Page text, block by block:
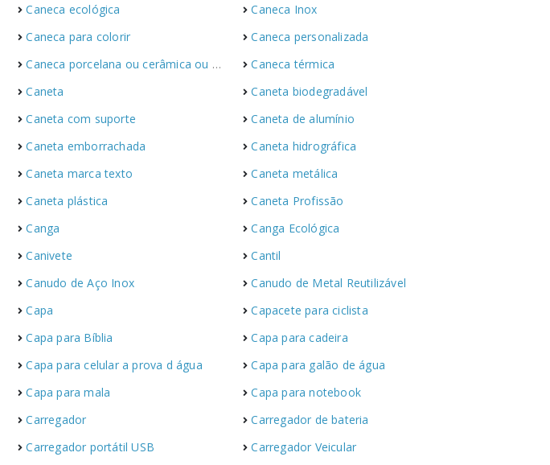
Caneca ecológica
Caneca Inox
Caneca para colorir
Caneca personalizada
Caneca porcelana ou cerâmica ou vidro
Caneca térmica
Caneta
Caneta biodegradável
Caneta com suporte
Caneta de alumínio
Caneta emborrachada
Caneta hidrográfica
Caneta marca texto
Caneta metálica
Caneta plástica
Caneta Profissão
Canga
Canga Ecológica
Canivete
Cantil
Canudo de Aço Inox
Canudo de Metal Reutilizável
Capa
Capacete para ciclista
Capa para Bíblia
Capa para cadeira
Capa para celular a prova d água
Capa para galão de água
Capa para mala
Capa para notebook
Carregador
Carregador de bateria
Carregador portátil USB
Carregador Veicular